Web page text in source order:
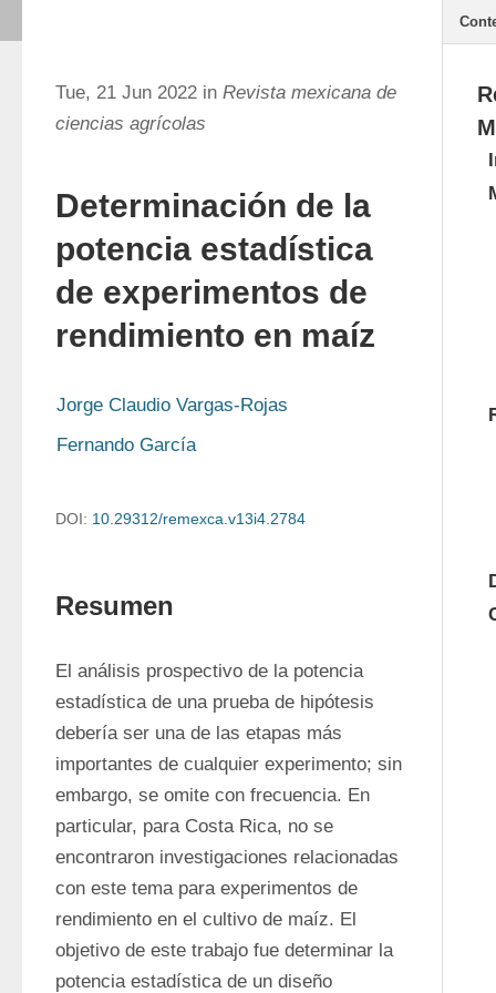
Tue, 21 Jun 2022 in Revista mexicana de
ciencias agrícolas
Determinación de la
potencia estadística
de experimentos de
rendimiento en maíz
Jorge Claudio Vargas-Rojas
Fernando García
DOI: 10.29312/remexca.v13i4.2784
Resumen
El análisis prospectivo de la potencia
estadística de una prueba de hipótesis
debería ser una de las etapas más
importantes de cualquier experimento; sin
embargo, se omite con frecuencia. En
particular, para Costa Rica, no se
encontraron investigaciones relacionadas
con este tema para experimentos de
rendimiento en el cultivo de maíz. El
objetivo de este trabajo fue determinar la
potencia estadística de un diseño